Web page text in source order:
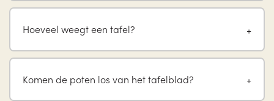
Hoeveel weegt een tafel?
Komen de poten los van het tafelblad?